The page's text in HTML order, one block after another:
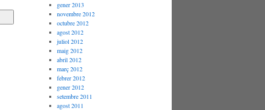
gener 2013
novembre 2012
octubre 2012
agost 2012
juliol 2012
maig 2012
abril 2012
març 2012
febrer 2012
gener 2012
setembre 2011
agost 2011